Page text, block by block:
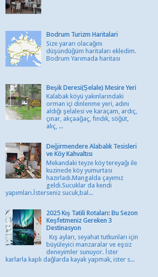
Bodrum Turizm Haritalari
Size yararı olacağını
düşündüğüm haritaları ekledim.
Bodrum Yarımada haritası
Beşik Deresi(Şelale) Mesire Yeri
Kalabak köyü yakınlarındaki
orman içi dinlenme yeri, adını
aldığı şelalesi ve karaçam, ardıç,
çınar, akçaağaç, fındık, söğüt,
alıç, ...
Değirmendere Alabalık Tesisleri
ve Köy Kahvaltısı
Mekandaki teyze köy tereyağı ile
kuzinede köy yumurtası
hazırladı.Mangalda çayımız
geldi.Sucuklar da kendi
yapımları.İsterseniz sucuk,bal...
2025 Kış Tatili Rotaları: Bu Sezon
Keşfetmeniz Gereken 3
Destinasyon
Kış ayları, seyahat tutkunları için
büyüleyici manzaralar ve eşsiz
deneyimler sunuyor. İster
karlarla kaplı dağlarda kayak yapmak, ister s...